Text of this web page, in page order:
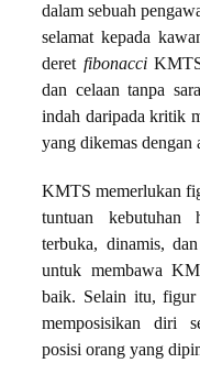
dalam sebuah
selamat kepada
deret fibonacci
dan celaan tanpa
indah daripada kritik
yang dikemas dengan
KMTS memerlukan
tuntuan kebutuhan
terbuka, dinamis,
untuk membawa
baik. Selain itu, figur
memposisikan diri
posisi orang yang